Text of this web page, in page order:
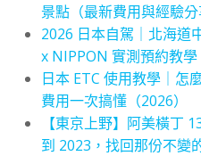
景點（最新費用與經驗分
2026 日本自駕｜北海道
x NIPPON 實測預約教學
日本 ETC 使用教學｜怎
費用一次搞懂（2026）
【東京上野】阿美橫丁
到 2023，找回那份不變